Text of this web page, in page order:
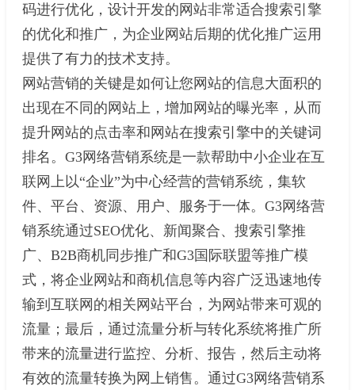
码进行优化，设计开发的网站非常适合搜索引擎
的优化和推广，为企业网站后期的优化推广运用
提供了有力的技术支持。
网站营销的关键是如何让您网站的信息大面积的
出现在不同的网站上，增加网站的曝光率，从而
提升网站的点击率和网站在搜索引擎中的关键词
排名。G3网络营销系统是一款帮助中小企业在互
联网上以“企业”为中心经营的营销系统，集软
件、平台、资源、用户、服务于一体。G3网络营
销系统通过SEO优化、新闻聚合、搜索引擎推
广、B2B商机同步推广和G3国际联盟等推广模
式，将企业网站和商机信息等内容广泛迅速地传
输到互联网的相关网站平台，为网站带来可观的
流量；最后，通过流量分析与转化系统将推广所
带来的流量进行监控、分析、报告，然后主动将
有效的流量转换为网上销售。通过G3网络营销系